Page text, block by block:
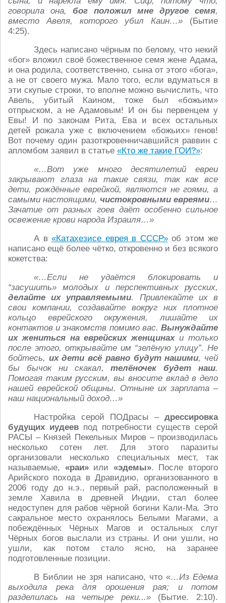
говорила она, бог положил мне другое семя,
вместо Авеля, которого убил Каин…» (Бытие
4:25).
Здесь написано чёрным по белому, что некий
«бог» вложил своё божественное семя жене Адама,
и она родила, соответственно, сына от этого «бога»,
а не от своего мужа. Мало того, если вдуматься в
эти скупые строки, то вполне можно вычислить, что
Авель, убитый Каином, тоже был «божьим»
отпрыском, а не Адамовым! И он бы первенцем у
Евы! И по законам Рита, Ева и всех остальных
детей рожала уже с включением «божьих» генов!
Вот почему один разоткровенничавшийся раввин с
апломбом заявил в статье «Кто же такие ГОИ?»:
«…Вот уже много десятилетий евреи
закрывают глаза на такие связи, так как все
дети, рождённые еврейкой, являются не гоями, а
самыми настоящими, чистокровными евреями…
Зачатие от разных гоев даёт особенно сильное
освежение крови народа Израиля…»
А в «Катахезисе еврея в СССР»об этом же
написано ещё более чётко, откровенно и без всякого
кокетства:
«…Если не удаётся блокировать и
“засушить» молодых и перспективных русских,
делайте их управляемыми. Привлекайте их в
свои компании, создавайте вокруг них плотное
кольцо еврейского окружения, лишайте их
контактов и знакомств помимо вас. Вынуждайте
их жениться на еврейских женщинахи только
после этого, открывайте им “зелёную улицу”. Не
бойтесь, их дети всё равно будут нашими, чей
бы бычок ни скакал,телёночек будет наш.
Помогая таким русским, вы вносите вклад в дело
нашей еврейской общины. Отныне их зарплата –
наш национальный доход…»
Настройка серой ПОДрасы – дрессировка
будущих иудеев под потребности существ серой
РАСЫ – Князей Пекельных Миров – производилась
несколько сотен лет. Для этого паразиты
организовали несколько специальных мест, так
называемые, «раи»или «эдемы». После второго
Арийского похода в Дравидию, организованного в
2006 году до н.э., первый рай, расположенный в
земле Хавила в древней Индии, стал более
недоступен для рабов чёрной богини Кали-Ма. Это
сакральное место охранялось Белыми Магами, а
побеждённых Чёрных Магов и остальных слуг
Чёрных богов выслали из страны. И они ушли, но
ушли, как потом стало ясно, на заранее
подготовленные позиции.
В Библии не зря написано, что «…Из Едема
выходила река для орошения рая; и потом
разделилась на четыре реки...» (Бытие. 2:10).